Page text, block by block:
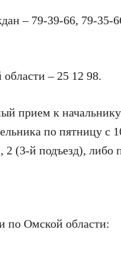
– 79-39-66, 79-35-
– 25 12 98.
прием к
по пятницу с
(3-й подъезд), либо
по Омской области: